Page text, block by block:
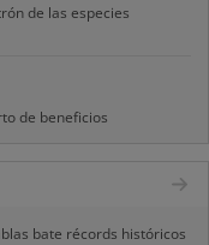
de las especies
de beneficios
bate récords históricos